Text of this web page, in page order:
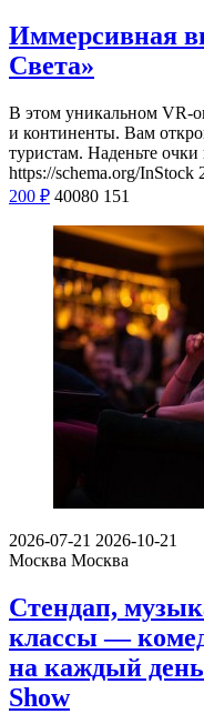
Иммерсивная
Света»
В этом уникальном VR-
и континенты. Вам
туристам. Наденьте
https://schema.org/InStock
200 ₽ 40080 151
2026-07-21 2026-10-21
Москва Москва
Стендап,
классы —
на каждый
Show